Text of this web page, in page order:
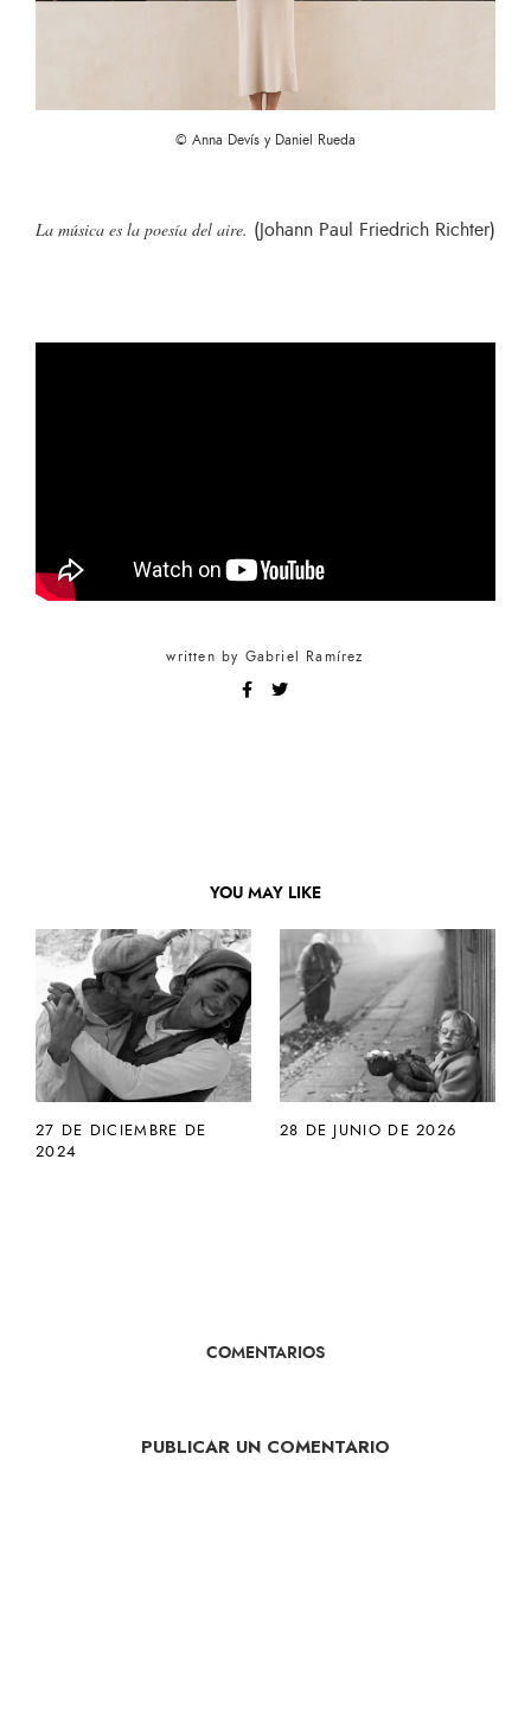
© Anna Devís y Daniel Rueda
La música es la poesía del aire. (Johann Paul Friedrich Richter)
written by Gabriel Ramírez
YOU MAY LIKE
27 DE DICIEMBRE DE
2024
28 DE JUNIO DE 2026
COMENTARIOS
PUBLICAR UN COMENTARIO